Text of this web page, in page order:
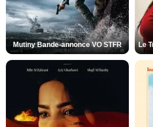
Mutiny Bande-annonce VO STFR Le